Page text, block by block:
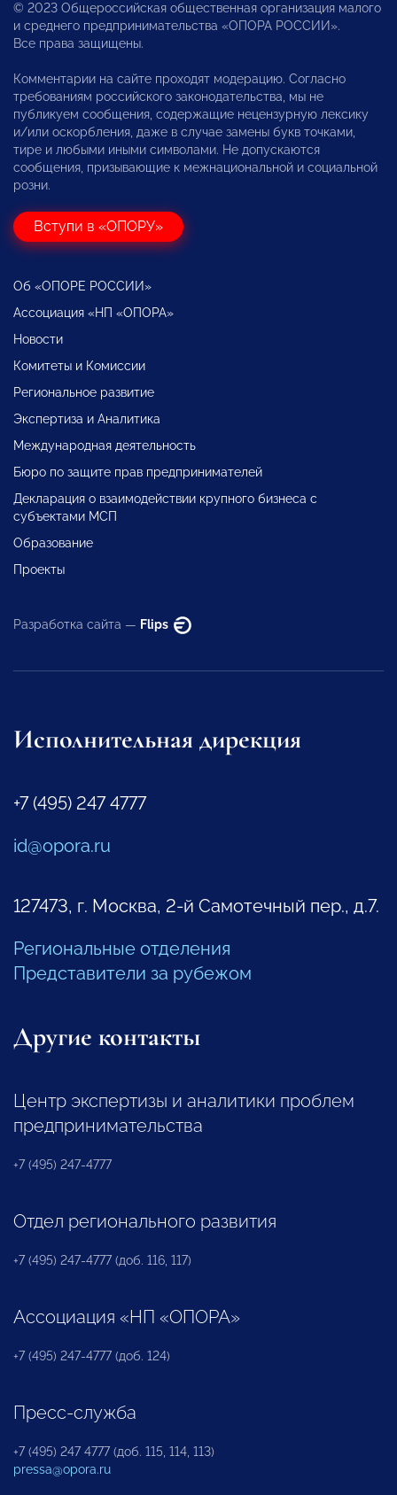
© 2023 Общероссийская общественная организация малого
и среднего предпринимательства «ОПОРА РОССИИ».
Все права защищены.
Комментарии на сайте проходят модерацию. Согласно
требованиям российского законодательства, мы не
публикуем сообщения, содержащие нецензурную лексику
и/или оскорбления, даже в случае замены букв точками,
тире и любыми иными символами. Не допускаются
сообщения, призывающие к межнациональной и социальной
розни.
Вступи в «ОПОРУ»
Об «ОПОРЕ РОССИИ»
Ассоциация «НП «ОПОРА»
Новости
Комитеты и Комиссии
Региональное развитие
Экспертиза и Аналитика
Международная деятельность
Бюро по защите прав предпринимателей
Декларация о взаимодействии крупного бизнеса с
субъектами МСП
Образование
Проекты
Разработка сайта — Flips
Исполнительная дирекция
+7 (495) 247 4777
id@opora.ru
127473, г. Москва, 2-й Самотечный пер., д.7.
Региональные отделения
Представители за рубежом
Другие контакты
Центр экспертизы и аналитики проблем
предпринимательства
+7 (495) 247-4777
Отдел регионального развития
+7 (495) 247-4777 (доб. 116, 117)
Ассоциация «НП «ОПОРА»
+7 (495) 247-4777 (доб. 124)
Пресс-служба
+7 (495) 247 4777 (доб. 115, 114, 113)
pressa@opora.ru